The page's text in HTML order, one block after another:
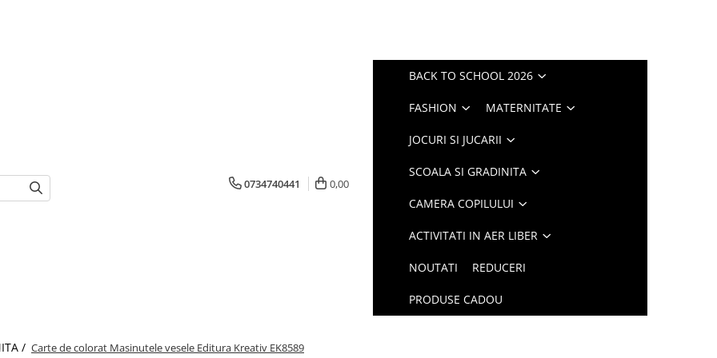
0734740441 0,00
BACK TO SCHOOL 2026
FASHION MATERNITATE
JOCURI SI JUCARII
SCOALA SI GRADINITA
CAMERA COPILULUI
ACTIVITATI IN AER LIBER
NOUTATI REDUCERI
PRODUSE CADOU
/ Carte de colorat Masinutele vesele Editura Kreativ EK8589